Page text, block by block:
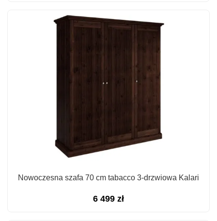
Nowoczesna szafa 70 cm tabacco 3-drzwiowa Kalari
6 499 zł